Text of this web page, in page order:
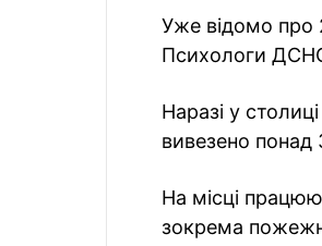
Уже відомо про
Психологи
Наразі у
вивезено понад
На місці
зокрема